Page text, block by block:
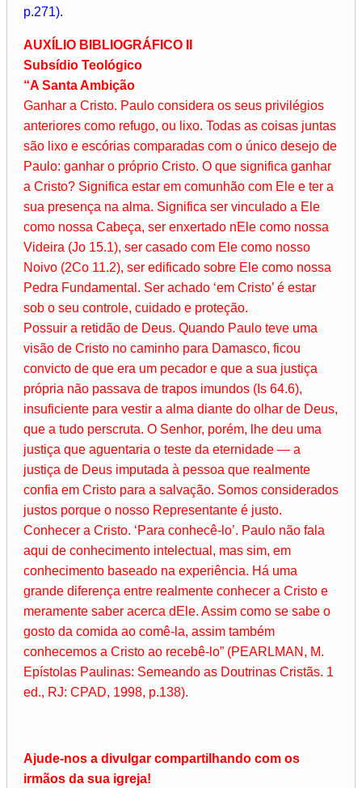
p.271).
AUXÍLIO BIBLIOGRÁFICO II
Subsídio Teológico
“A Santa Ambição
Ganhar a Cristo. Paulo considera os seus privilégios
anteriores como refugo, ou lixo. Todas as coisas juntas
são lixo e escórias comparadas com o único desejo de
Paulo: ganhar o próprio Cristo. O que significa ganhar
a Cristo? Significa estar em comunhão com Ele e ter a
sua presença na alma. Significa ser vinculado a Ele
como nossa Cabeça, ser enxertado nEle como nossa
Videira (Jo 15.1), ser casado com Ele como nosso
Noivo (2Co 11.2), ser edificado sobre Ele como nossa
Pedra Fundamental. Ser achado ‘em Cristo’ é estar
sob o seu controle, cuidado e proteção.
Possuir a retidão de Deus. Quando Paulo teve uma
visão de Cristo no caminho para Damasco, ficou
convicto de que era um pecador e que a sua justiça
própria não passava de trapos imundos (Is 64.6),
insuficiente para vestir a alma diante do olhar de Deus,
que a tudo perscruta. O Senhor, porém, lhe deu uma
justiça que aguentaria o teste da eternidade — a
justiça de Deus imputada à pessoa que realmente
confia em Cristo para a salvação. Somos considerados
justos porque o nosso Representante é justo.
Conhecer a Cristo. ‘Para conhecê-lo’. Paulo não fala
aqui de conhecimento intelectual, mas sim, em
conhecimento baseado na experiência. Há uma
grande diferença entre realmente conhecer a Cristo e
meramente saber acerca dEle. Assim como se sabe o
gosto da comida ao comê-la, assim também
conhecemos a Cristo ao recebê-lo” (PEARLMAN, M.
Epístolas Paulinas: Semeando as Doutrinas Cristãs. 1
ed., RJ: CPAD, 1998, p.138).
Ajude-nos a divulgar compartilhando com os
irmãos da sua igreja!